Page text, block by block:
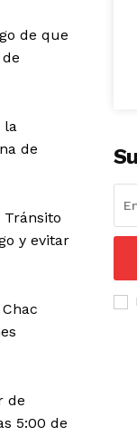
de que
la
de
y evitar
de
5:00 de